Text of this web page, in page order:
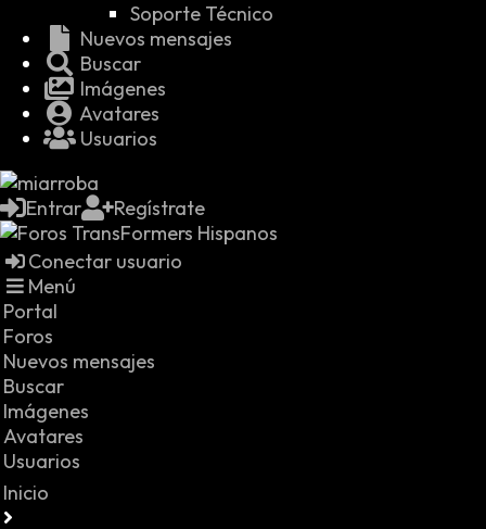
Soporte Técnico
Nuevos mensajes
Buscar
Imágenes
Avatares
Usuarios
Entrar Regístrate
Conectar usuario
Menú
Portal
Foros
Nuevos mensajes
Buscar
Imágenes
Avatares
Usuarios
Inicio